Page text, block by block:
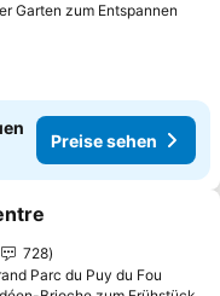
Garten zum Entspannen
Preise sehen
hinzufügen
728
Parc du Puy du Fou